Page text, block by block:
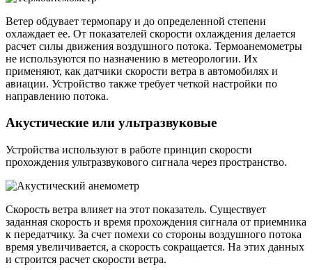
Ветер обдувает термопару и до определенной степени
охлаждает ее. От показателей скорости охлаждения делается
расчет силы движения воздушного потока. Термоанемометры
не используются по назначению в метеорологии. Их
применяют, как датчики скорости ветра в автомобилях и
авиации. Устройство также требует четкой настройки по
направлению потока.
Акустические или ультразвуковые
Устройства используют в работе принцип скорости
прохождения ультразвукового сигнала через пространство.
Скорость ветра влияет на этот показатель. Существует
заданная скорость и время прохождения сигнала от приемника
к передатчику. За счет помехи со стороны воздушного потока
время увеличивается, а скорость сокращается. На этих данных
и строится расчет скорости ветра.